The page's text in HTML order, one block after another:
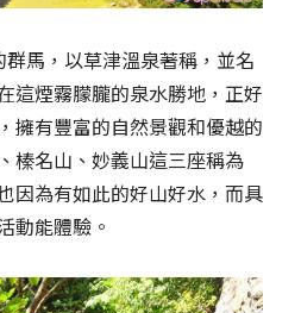
馬，以草津溫泉著稱，並名
這煙霧朦朧的泉水勝地，正好
擁有豐富的自然景觀和優越的
榛名山、妙義山這三座稱為
因為有如此的好山好水，而具
動能體驗。